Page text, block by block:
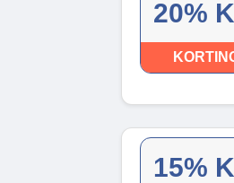
20%
15%